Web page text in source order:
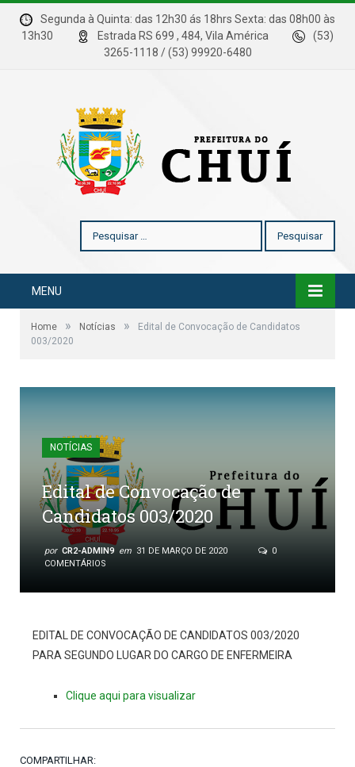
Segunda à Quinta: das 12h30 ás 18hrs Sexta: das 08h00 às
13h30
Estrada RS 699 , 484, Vila América
(53)
3265-1118 / (53) 99920-6480
MENU
Home » Notícias »
Edital de Convocação de Candidatos
003/2020
NOTÍCIAS
Edital de Convocação de
Candidatos 003/2020
por CR2-ADMIN9 em 31 DE MARÇO DE 2020
0
COMENTÁRIOS
EDITAL DE CONVOCAÇÃO DE CANDIDATOS 003/2020
PARA SEGUNDO LUGAR DO CARGO DE ENFERMEIRA
Clique aqui para visualizar
COMPARTILHAR: